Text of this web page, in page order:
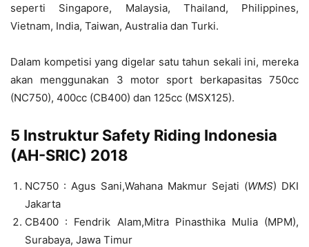
seperti Singapore, Malaysia, Thailand, Philippines,
Vietnam, India, Taiwan, Australia dan Turki.
Dalam kompetisi yang digelar satu tahun sekali ini, mereka
akan menggunakan 3 motor sport berkapasitas 750cc
(NC750), 400cc (CB400) dan 125cc (MSX125).
5 Instruktur Safety Riding Indonesia
(AH-SRIC) 2018
NC750 : Agus Sani,Wahana Makmur Sejati (WMS) DKI
Jakarta
CB400 : Fendrik Alam,Mitra Pinasthika Mulia (MPM),
Surabaya, Jawa Timur